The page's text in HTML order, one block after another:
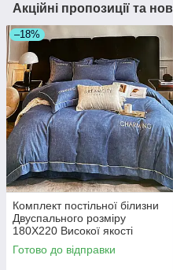
Акційні пропозиції та
–18%
Комплект постільної білизни
Двуспального розміру
180Х220 Високої якості
Готово до відправки